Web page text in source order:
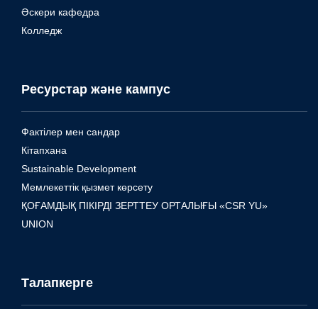
Әскери кафедра
Колледж
Ресурстар және кампус
Фактілер мен сандар
Кітапхана
Sustainable Development
Мемлекеттік қызмет көрсету
ҚОҒАМДЫҚ ПІКІРДІ ЗЕРТТЕУ ОРТАЛЫҒЫ «CSR YU»
UNION
Талапкерге